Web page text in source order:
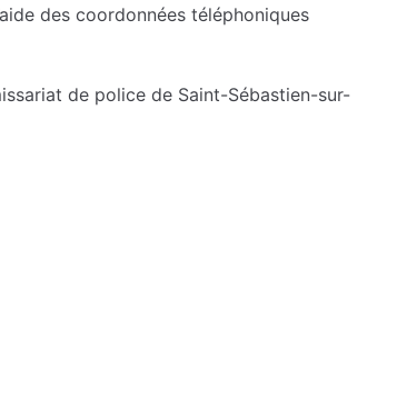
des coordonnées téléphoniques
de police de Saint-Sébastien-sur-